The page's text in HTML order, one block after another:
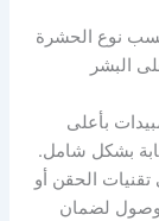
نوع الحشرة
البشر
بأعلى
بشكل شامل.
تقنيات الحقن أو
لضمان